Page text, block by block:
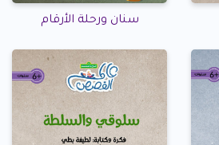
سنان ورحلة الأرقام